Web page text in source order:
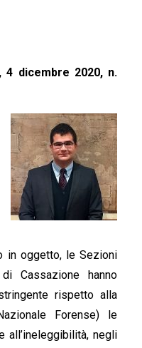
4 dicembre 2020, n.
in oggetto, le Sezioni
Cassazione hanno
rispetto alla
Forense) le
all’ineleggibilità, negli